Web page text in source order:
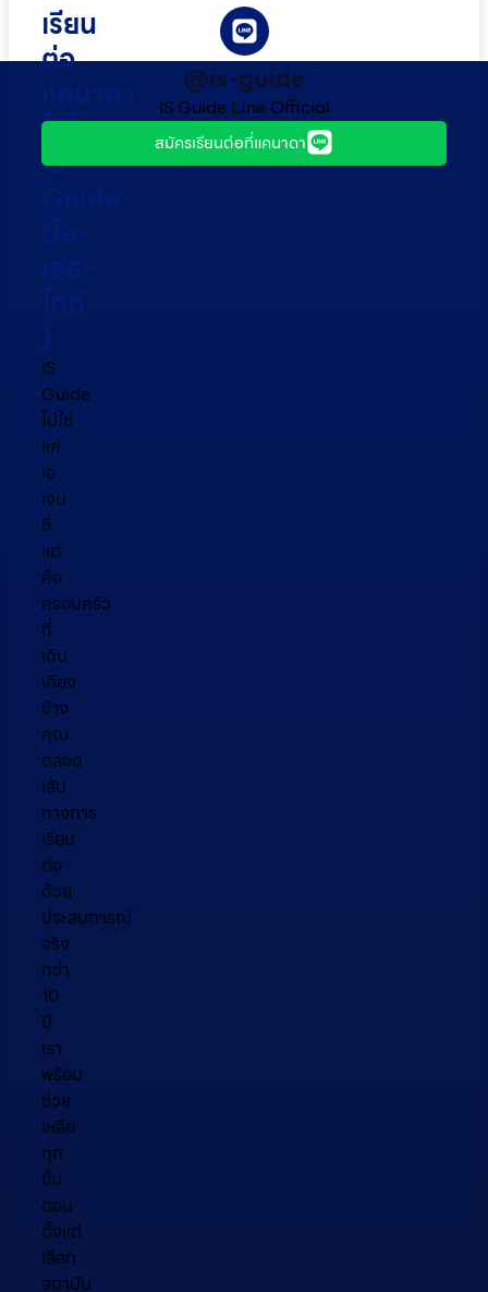
เรียน
ต่อ
ไว้ใจ
IS
Guide
(ไอ-
เอส-
ไกด์​
)
IS
Guide
ไม่ใช่
แค่
เอ
เจน
ซี่
แต่
คือ
ครอบครัว
ที่
เดิน
เคียง
ข้าง
คุณ
ตลอด
เส้น
ทางการ
เรียน
ต่อ
ด้วย
ประสบการณ์
จริง
กว่า
10
ปี
เรา
พร้อม
ช่วย
เหลือ
ทุก
ขั้น
ตอน
ตั้งแต่
เลือก
สถาบัน
@is-guide
IS Guide Line Official
สมัครเรียนต่อที่แคนาดา